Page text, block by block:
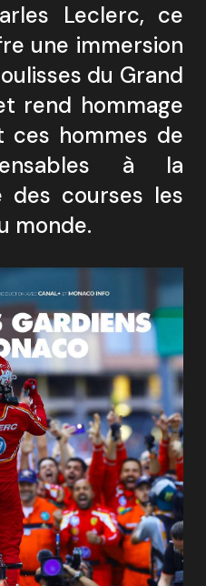
Leclerc, ce
une immersion
du Grand
rend hommage
ces hommes de
à la
des courses les
monde.